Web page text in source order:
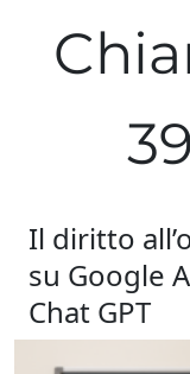
Il diritto
su Google
Chat GPT